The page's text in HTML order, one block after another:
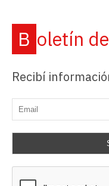
Boletín
Recibí